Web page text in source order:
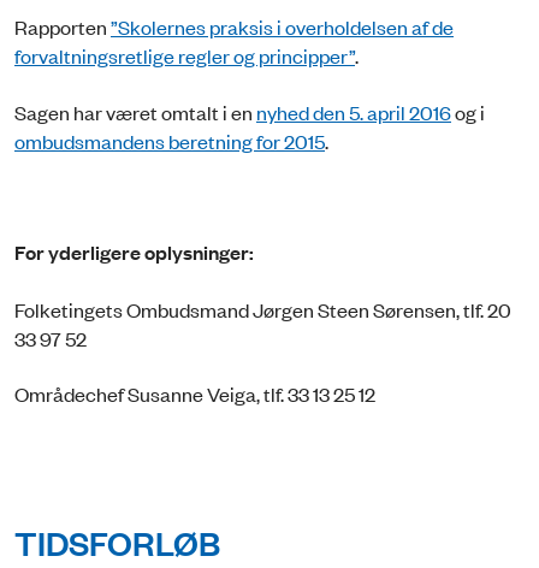
Rapporten”Skolernes praksis i overholdelsen af de
forvaltningsretlige regler og principper”.
Sagen har været omtalt i en nyhed den 5. april 2016og i
ombudsmandens beretning for 2015.
For yderligere oplysninger:
Folketingets Ombudsmand Jørgen Steen Sørensen, tlf. 20
33 97 52
Områdechef Susanne Veiga, tlf. 33 13 25 12
TIDSFORLØB